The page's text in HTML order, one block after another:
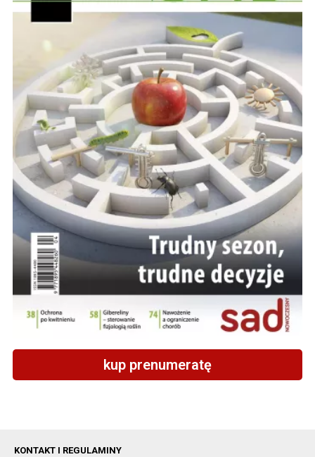
kup prenumeratę
KONTAKT I REGULAMINY